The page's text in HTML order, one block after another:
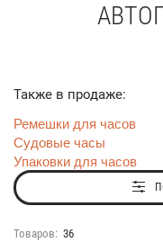
Также в продаже:
Ремешки для часов
Судовые часы
Упаковки для часов
Товаров: 36